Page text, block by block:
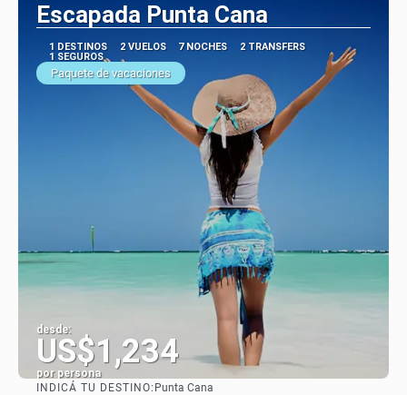
Escapada Punta Cana
1 DESTINOS 2 VUELOS 7 NOCHES
2 TRANSFERS
1 SEGUROS
Paquete de vacaciones
desde:
US$1,234
por persona
INDICÁ TU DESTINO: Punta Cana